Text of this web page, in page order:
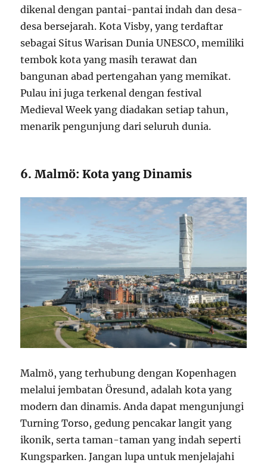
dikenal dengan pantai-pantai indah dan desa-
desa bersejarah. Kota Visby, yang terdaftar
sebagai Situs Warisan Dunia UNESCO, memiliki
tembok kota yang masih terawat dan
bangunan abad pertengahan yang memikat.
Pulau ini juga terkenal dengan festival
Medieval Week yang diadakan setiap tahun,
menarik pengunjung dari seluruh dunia.
6. Malmö: Kota yang Dinamis
Malmö, yang terhubung dengan Kopenhagen
melalui jembatan Öresund, adalah kota yang
modern dan dinamis. Anda dapat mengunjungi
Turning Torso, gedung pencakar langit yang
ikonik, serta taman-taman yang indah seperti
Kungsparken. Jangan lupa untuk menjelajahi